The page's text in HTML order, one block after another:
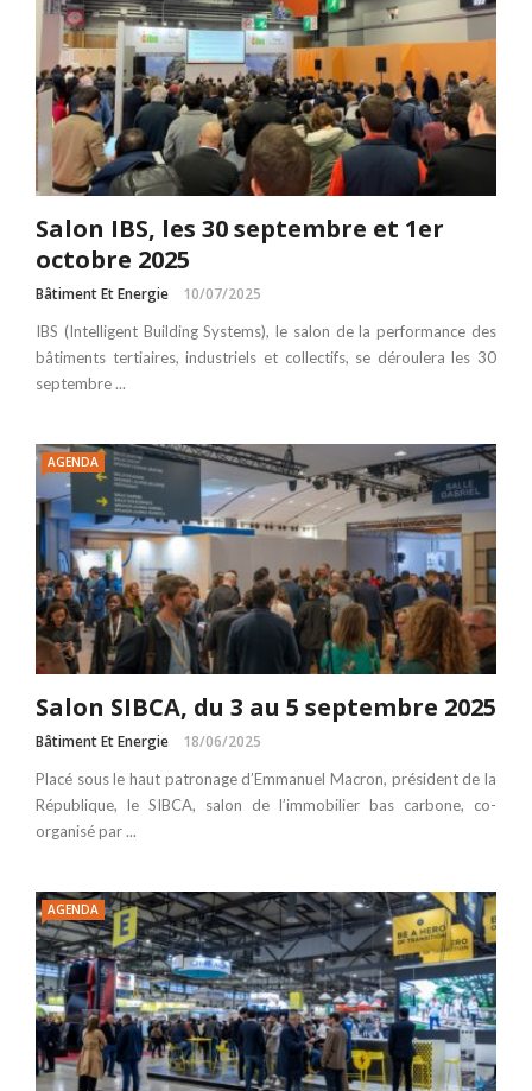
Salon IBS, les 30 septembre et 1er
octobre 2025
Bâtiment Et Energie 10/07/2025
IBS (Intelligent Building Systems), le salon de la performance des
bâtiments tertiaires, industriels et collectifs, se déroulera les 30
septembre ...
AGENDA
Salon SIBCA, du 3 au 5 septembre 2025
Bâtiment Et Energie 18/06/2025
Placé sous le haut patronage d’Emmanuel Macron, président de la
République, le SIBCA, salon de l’immobilier bas carbone, co-
organisé par ...
AGENDA